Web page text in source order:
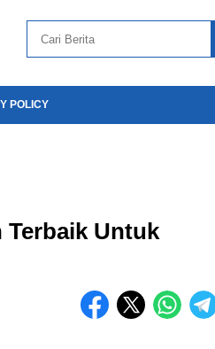
POLICY
Terbaik Untuk